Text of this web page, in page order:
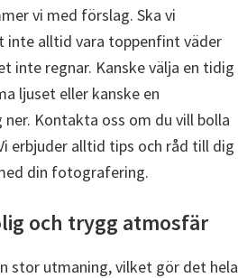
vi med förslag. Ska vi
alltid vara toppenfint väder
inte regnar. Kanske välja en tidig
ljuset eller kanske en
Kontakta oss om du vill bolla
erbjuder alltid tips och råd till dig
din fotografering.
och trygg atmosfär
stor utmaning, vilket gör det hela